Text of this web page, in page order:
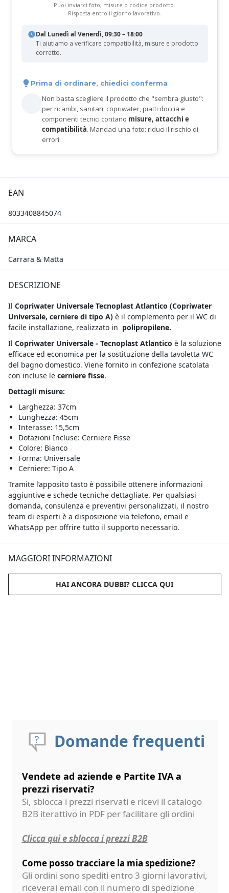
Puoi inviarci foto, misure o codice prodotto.
Risposta entro il giorno lavorativo.
Dal Lunedì al Venerdì, 09:30 – 18:00
Ti aiutiamo a verificare compatibilità, misure e prodotto
corretto.
Prima di ordinare, chiedici conferma
Non basta scegliere il prodotto che "sembra giusto":
per ricambi, sanitari, copriwater, piatti doccia e
componenti tecnici contano misure, attacchi e
compatibilità. Mandaci una foto: riduci il rischio di
errori.
EAN
8033408845074
MARCA
Carrara & Matta
DESCRIZIONE
Il Copriwater Universale Tecnoplast Atlantico (Copriwater
Universale, cerniere di tipo A) è il complemento per il WC di
facile installazione, realizzato in polipropilene.
Il Copriwater Universale - Tecnoplast Atlantico è la soluzione
efficace ed economica per la sostituzione della tavoletta WC
del bagno domestico. Viene fornito in confezione scatolata
con incluse lecerniere fisse.
Dettagli misure:
Larghezza: 37cm
Lunghezza: 45cm
Interasse: 15,5cm
Dotazioni Incluse: Cerniere Fisse
Colore: Bianco
Forma: Universale
Cerniere: Tipo A
Tramite l’apposito tasto è possibile ottenere informazioni
aggiuntive e schede tecniche dettagliate. Per qualsiasi
domanda, consulenza e preventivi personalizzati, il nostro
team di esperti è a disposizione via telefono, email e
WhatsApp per offrire tutto il supporto necessario.
MAGGIORI INFORMAZIONI
HAI ANCORA DUBBI? CLICCA QUI
Domande frequenti
Vendete ad aziende e Partite IVA a
prezzi riservati?
Si, sblocca i prezzi riservati e ricevi il catalogo
B2B iterattivo in PDF per facilitare gli ordini
Clicca qui e sblocca i prezzi B2B
Come posso tracciare la mia spedizione?
Gli ordini sono spediti entro 3 giorni lavorativi,
riceverai email con il numero di spedizione